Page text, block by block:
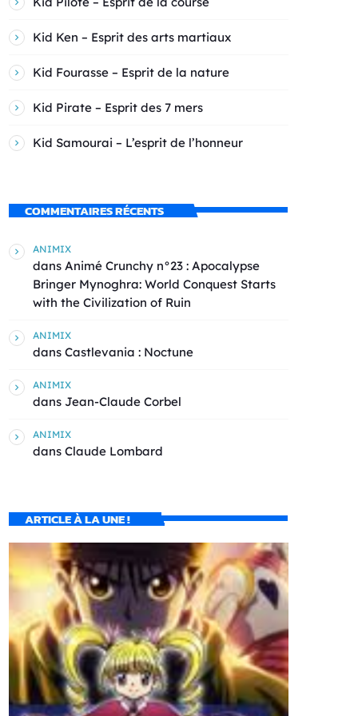
Kid Ken – Esprit des arts martiaux
Kid Fourasse – Esprit de la nature
Kid Pirate – Esprit des 7 mers
Kid Samourai – L’esprit de l’honneur
COMMENTAIRES RÉCENTS
ANIMIX
dans Animé Crunchy n°23 : Apocalypse
Bringer Mynoghra: World Conquest Starts
with the Civilization of Ruin
ANIMIX
dans Castlevania : Noctune
ANIMIX
dans Jean-Claude Corbel
ANIMIX
dans Claude Lombard
ARTICLE À LA UNE !